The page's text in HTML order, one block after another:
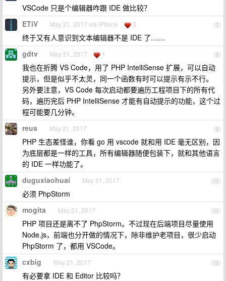
VSCode 只是个编辑器咋跟 IDE 做比较？
7
ETiV May 21, 2017 via iPhone 3
终于又有人意识到文本编辑器不是 IDE 了……
8
gdtv May 21, 2017 1
我也在折腾 VS Code，用了 PHP IntelliSense 扩展，可以自动
提示，但是似乎不太灵，同一个函数有时可以提示有示不行。
另外要注意，VS Code 每次启动都要遍历工程项目下的所有代
码，遍历完后 PHP IntelliSense 才能有自动提示的功能，这个过
程可能要几分钟。
9
reus May 21, 2017
PHP 生态差怪谁，你看 go 用 vscode 就和用 IDE 毫无区别，因
为底层都是一样的工具，所有编辑器随便包装下，就和其他语言
的 IDE 一样功能了。
10
duguxiaohuai May 21, 2017
必须 PhpStorm
11
mogita May 21, 2017
PHP 项目还是离不了 PhpStorm。不过现在后端项目尽量使用
Node.js，前端也分开做的情况下，除非维护老项目，很少启动
PhpStorm 了，都用 VSCode。
12
cxbig May 21, 2017
有必要拿 IDE 和 Editor 比较吗？